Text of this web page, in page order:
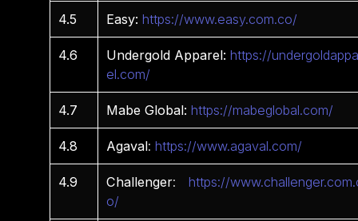
4.5 Easy: https://www.easy.com.co/
4.6 Undergold Apparel: https://
el.com/
4.7 Mabe Global: https://mabeglobal.com/
4.8 Agaval:https://www.agaval.com/
4.9 Challenger:https://
o/